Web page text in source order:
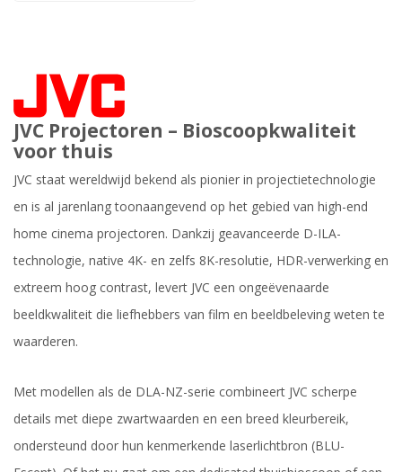
JVC Projectoren – Bioscoopkwaliteit
voor thuis
JVC staat wereldwijd bekend als pionier in projectietechnologie
en is al jarenlang toonaangevend op het gebied van high-end
home cinema projectoren. Dankzij geavanceerde D-ILA-
technologie, native 4K- en zelfs 8K-resolutie, HDR-verwerking en
extreem hoog contrast, levert JVC een ongeëvenaarde
beeldkwaliteit die liefhebbers van film en beeldbeleving weten te
waarderen.
Met modellen als de DLA-NZ-serie combineert JVC scherpe
details met diepe zwartwaarden en een breed kleurbereik,
ondersteund door hun kenmerkende laserlichtbron (BLU-